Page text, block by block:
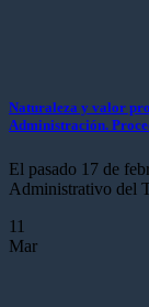
Naturaleza y valor
Administración.
El pasado 17 de
Administrativo del
11
Mar